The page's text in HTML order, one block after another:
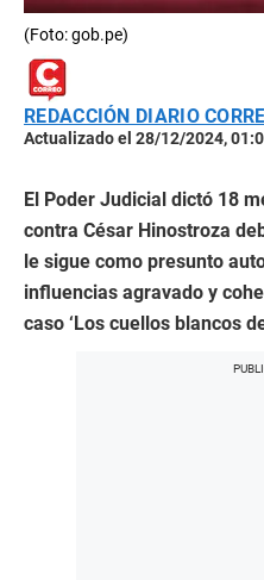
(Foto: gob.pe)
REDACCIÓN DIARIO
Actualizado el 28/12/2024,
El Poder Judicial dictó 18
contra César Hinostroza
le sigue como presunto
influencias agravado y
caso ‘Los cuellos blancos